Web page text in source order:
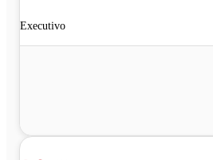
Executivo